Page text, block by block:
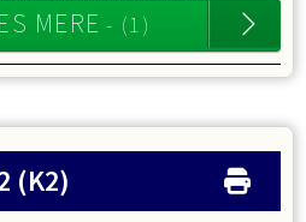
MERE - (1)
(K2)